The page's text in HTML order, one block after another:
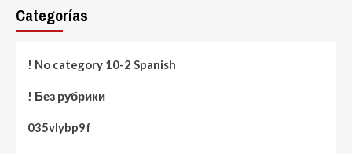
Categorías
! No category 10-2 Spanish
! Без рубрики
035vlybp9f